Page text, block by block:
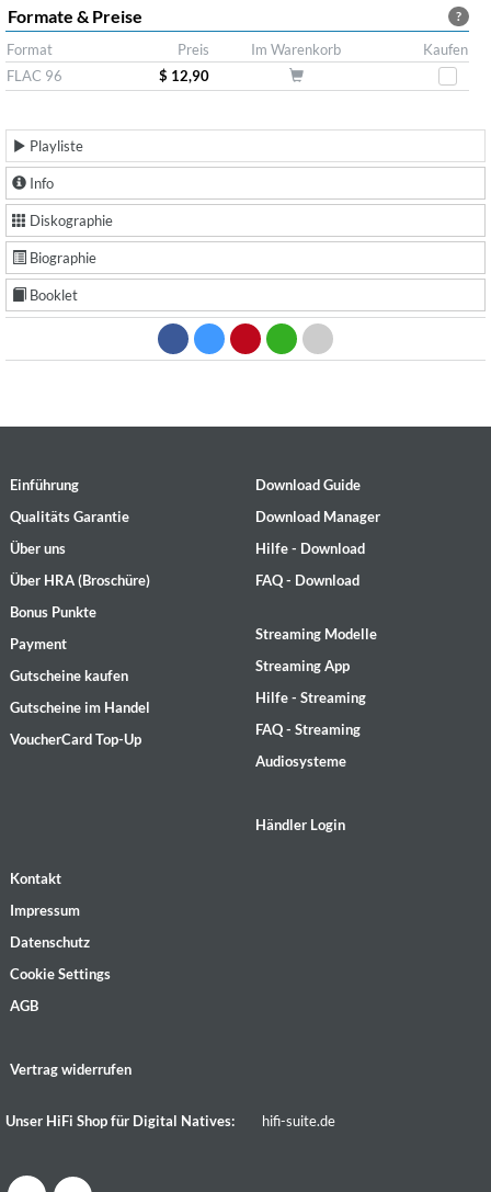
?
Formate & Preise
Format Preis Im Warenkorb
Kaufen
FLAC 96
$ 12,90
Playliste
Info
Diskographie
Biographie
Booklet
Einführung
Qualitäts Garantie
Über uns
Über HRA (Broschüre)
Bonus Punkte
Payment
Gutscheine kaufen
Gutscheine im Handel
VoucherCard Top-Up
Download Guide
Download Manager
Hilfe - Download
FAQ - Download
Streaming Modelle
Streaming App
Hilfe - Streaming
FAQ - Streaming
Audiosysteme
Händler Login
Kontakt
Impressum
Datenschutz
Cookie Settings
AGB
Vertrag widerrufen
Unser HiFi Shop für Digital Natives: hifi-suite.de